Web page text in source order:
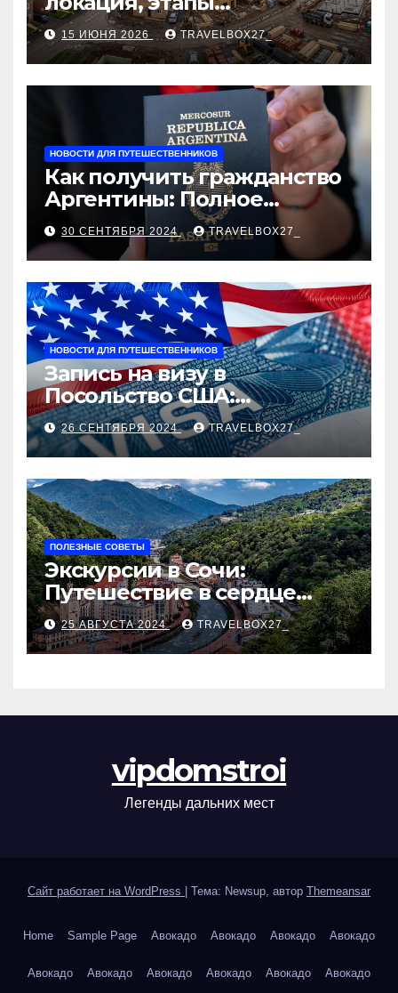
строительства, проверка
застройщика, сценарии
оформления сделки и
рыночные ориентиры
15 ИЮНЯ 2026 TRAVELBOX27_
НОВОСТИ ДЛЯ ПУТЕШЕСТВЕННИКОВ
Как получить гражданство
Аргентины: Полное
руководство
30 СЕНТЯБРЯ 2024 TRAVELBOX27_
НОВОСТИ ДЛЯ ПУТЕШЕСТВЕННИКОВ
Запись на визу в
Посольство США:
Пошаговое руководство
26 СЕНТЯБРЯ 2024 TRAVELBOX27_
ПОЛЕЗНЫЕ СОВЕТЫ
Экскурсии в Сочи:
Путешествие в сердце
Черноморского курорта
25 АВГУСТА 2024 TRAVELBOX27_
vipdomstroi
Легенды дальних мест
Сайт работает на WordPress Тема: Newsup, автор Themeansar
Home Sample Page Авокадо Авокадо Авокадо Авокадо
Авокадо Авокадо Авокадо Авокадо Авокадо Авокадо